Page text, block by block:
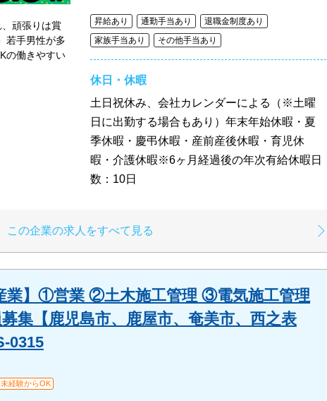
頑張りは賞
若手男性が多
の働きやすい
昇給あり 通勤手当あり
退職金制度あり
家族手当あり
その他手当あり
休日・休暇
土日祝休み、会社カレンダーによる（※土曜
日に出勤する場合もあり）年末年始休暇・夏
季休暇・慶弔休暇・産前産後休暇・育児休
暇・介護休暇※6ヶ月経過後の年次有給休暇日
数：10日
この企業の求人をすべて見る
業】①営業 ②土木施工管理 ③電気施工管理
集【鹿児島市、鹿屋市、奄美市、西之表
0315
未経験からOK